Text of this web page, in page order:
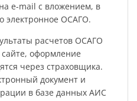
e-mail с вложением, в
электронное ОСАГО.
расчетов ОСАГО
оформление
через страховщика.
документ и
в базе данных АИС